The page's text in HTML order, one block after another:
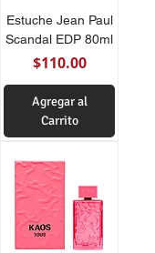
Estuche Jean Paul
Scandal EDP 80ml
Precio
$110.00
Agregar al
Carrito